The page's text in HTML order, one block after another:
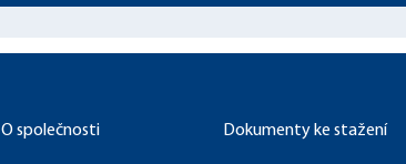
O společnosti Dokumenty ke stažení